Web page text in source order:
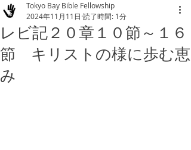
レビ記２０章１０節～１６
節 キリストの様に歩む恵
み
Tokyo Bay Bible Fellowship
2024年11月11日 読了時間: 1分